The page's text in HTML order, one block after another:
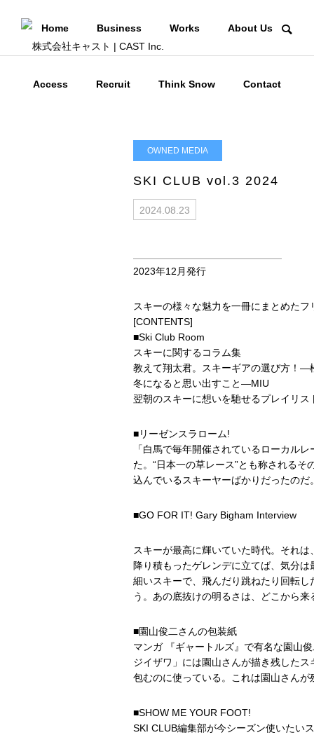
Home Business Works About Us
Access Recruit Think Snow Contact
OWNED MEDIA
SKI CLUB vol.3 2024
2024.08.23
2023年12月発行
スキーの様々な魅力を一冊にまとめたフ
[CONTENTS]
■Ski Club Room
スキーに関するコラム集
教えて翔太君。スキーギアの選び方！―
冬になると思い出すこと―MIU
翌朝のスキーに想いを馳せるプレイリ
■リーゼンスラローム!
「白馬で毎年開催されているローカル
た。“日本一の草レース”とも称される
込んでいるスキーヤーばかりだったのだ
■GO FOR IT! Gary Bigham Interview
スキーが最高に輝いていた時代。それ
降り積もったゲレンデに立てば、気分
細いスキーで、飛んだり跳ねたり回転
う。あの底抜けの明るさは、どこから来
■園山俊二さんの包装紙
マンガ 『ギャートルズ』で有名な園山
ジイザワ」には園山さんが描き残した
包むのに使っている。これは園山さんが
■SHOW ME YOUR FOOT!
SKI CLUB編集部が今シーズン使いたい